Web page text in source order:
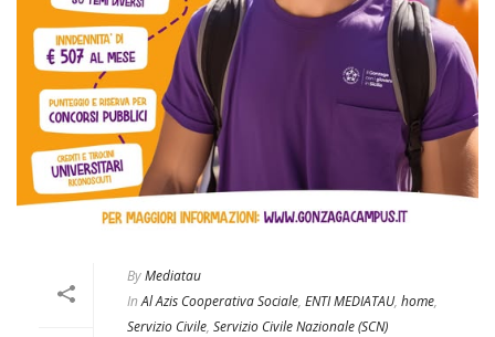
ByMediatau
In Al Azis Cooperativa Sociale, ENTI MEDIATAU, home,
Servizio Civile, Servizio Civile Nazionale (SCN)